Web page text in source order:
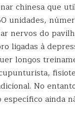
chinesa que
unidades,
nervos do
ligadas à
longos
No
ainda